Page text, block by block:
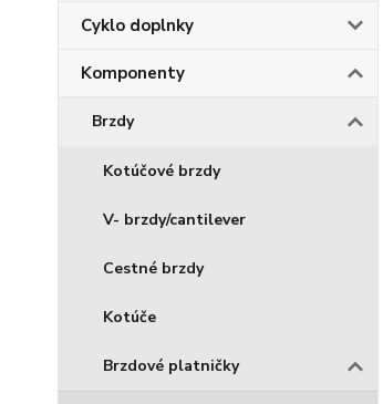
Cyklo doplnky
Komponenty
Brzdy
Kotúčové brzdy
V- brzdy/cantilever
Cestné brzdy
Kotúče
Brzdové platničky